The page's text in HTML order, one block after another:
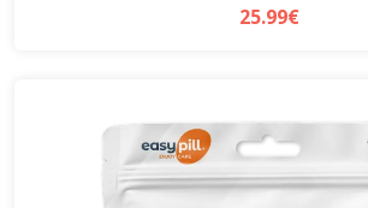
25.99€